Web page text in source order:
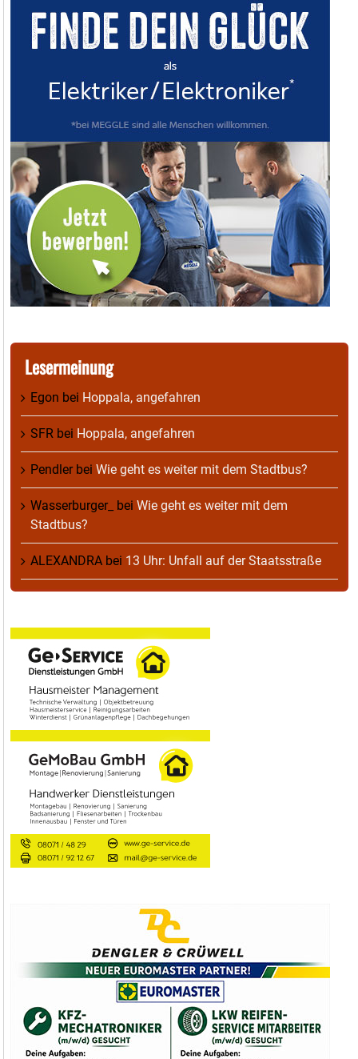
Lesermeinung
Egon bei Hoppala, angefahren
SFR bei Hoppala, angefahren
Pendlerbei Wie geht es weiter mit dem Stadtbus?
Wasserburger_ bei Wie geht es weiter mit dem
Stadtbus?
ALEXANDRA bei 13 Uhr: Unfall auf der Staatsstraße